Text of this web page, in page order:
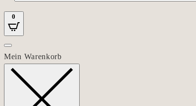
0
Mein Warenkorb